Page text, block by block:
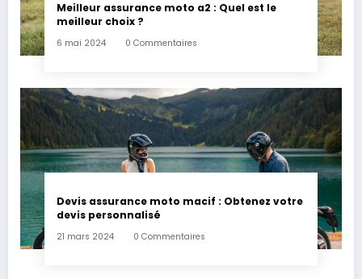
Meilleur assurance moto a2 : Quel est le
meilleur choix ?
6 mai 2024 0 Commentaires
Devis assurance moto macif : Obtenez votre
devis personnalisé
21 mars 2024 0 Commentaires